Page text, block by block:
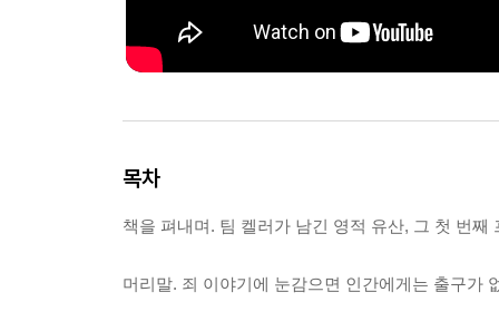
목차
책을 펴내며. 팀 켈러가 남긴 영적 유산, 그 첫 번째
머리말. 죄 이야기에 눈감으면 인간에게는 출구가